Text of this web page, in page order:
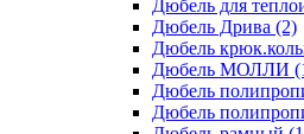
Дюбель для
Дюбель Дрива (2)
Дюбель
Дюбель МОЛЛИ
Дюбель
Дюбель